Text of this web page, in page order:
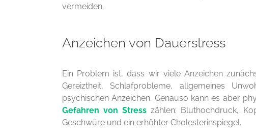
vermeiden.
Anzeichen von Dauerstress
Ein Problem ist, dass wir viele Anzeichen
Gereiztheit, Schlafprobleme, allgemeines
psychischen Anzeichen. Genauso kann es aber
Gefahren von Stress zählen: Bluthochdruck,
Geschwüre und ein erhöhter Cholesterinspiegel.